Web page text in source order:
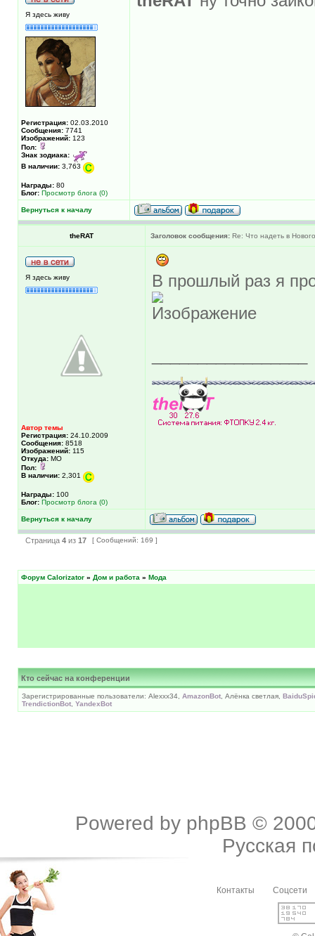
Я здесь живу
Регистрация: 02.03.2010
Сообщения: 7741
Изображений: 123
Пол:
Знак зодиака:
В наличии: 3,763
Награды: 80
Блог: Просмотр блога (0)
Вернуться к началу
theRAT Заголовок сообщения: Re: Что надеть в
Я здесь живу
Автор темы
Регистрация: 24.10.2009
Сообщения: 8518
Изображений: 115
Откуда: МО
Пол:
В наличии: 2,301
Награды: 100
Блог: Просмотр блога (0)
В прошлый раз я
Вернуться к началу
Страница 4 из 17 [ Сообщений: 169 ]
Форум Calorizator » Дом и работа » Мода
Кто сейчас на конференции
Зарегистрированные пользователи: Alexxx34, AmazonBot , Алёнка светлая,
TrendictionBot YandexBot
Powered by phpBB ©
Русская
Контакты Соцсети